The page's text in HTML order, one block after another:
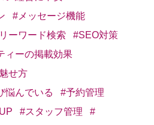
#メッセージ機能
ーワード検索
#SEO対策
ィーの掲載効果
せ方
悩んでいる
#予約管理
#スタッフ管理
#